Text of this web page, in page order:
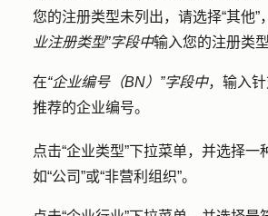
您的注册类型未列出，请选择“其他”
业注册类型”字段中输入您的注册类型
在“企业编号（BN）”字段中，输入
推荐的企业编号。
点击“企业类型”下拉菜单，并选择一
如“公司”或“非营利组织”。